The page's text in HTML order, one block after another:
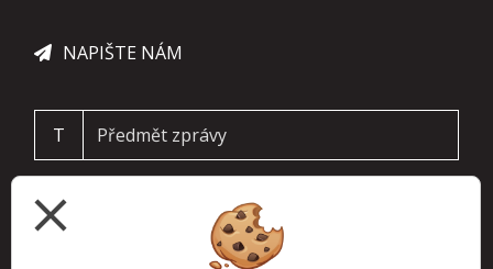
NAPIŠTE NÁM
T
close